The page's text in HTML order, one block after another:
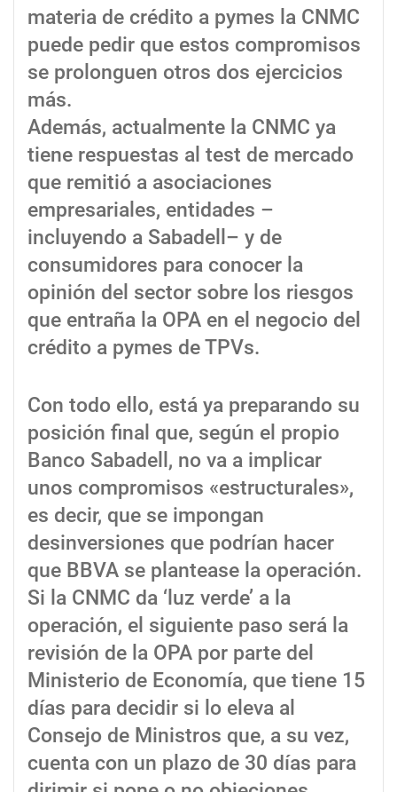
materia de crédito a pymes la CNMC
puede pedir que estos compromisos
se prolonguen otros dos ejercicios
más.
Además, actualmente la CNMC ya
tiene respuestas al test de mercado
que remitió a asociaciones
empresariales, entidades –
incluyendo a Sabadell– y de
consumidores para conocer la
opinión del sector sobre los riesgos
que entraña la OPA en el negocio del
crédito a pymes de TPVs.
Con todo ello, está ya preparando su
posición final que, según el propio
Banco Sabadell, no va a implicar
unos compromisos «estructurales»,
es decir, que se impongan
desinversiones que podrían hacer
que BBVA se plantease la operación.
Si la CNMC da ‘luz verde’ a la
operación, el siguiente paso será la
revisión de la OPA por parte del
Ministerio de Economía, que tiene 15
días para decidir si lo eleva al
Consejo de Ministros que, a su vez,
cuenta con un plazo de 30 días para